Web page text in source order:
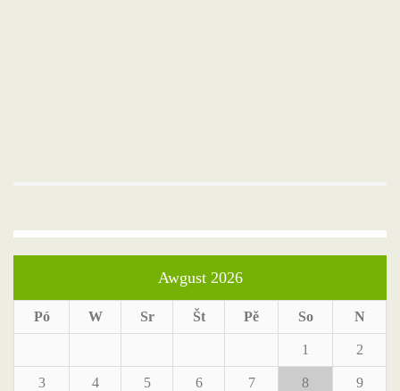
Awgust 2026
Pó W Sr Št Pě So N
1 2
3 4 5 6 7 8 9